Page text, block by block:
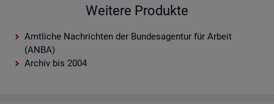
Weitere Produkte
Amtliche Nachrichten der Bundesagentur für Arbeit
(ANBA)
Archiv bis 2004